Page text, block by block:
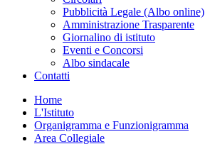
Pubblicità Legale (Albo online)
Amministrazione Trasparente
Giornalino di istituto
Eventi e Concorsi
Albo sindacale
Contatti
Home
L'Istituto
Organigramma e Funzionigramma
Area Collegiale